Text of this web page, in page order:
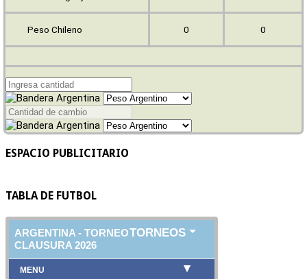
Peso Chileno 0 0
ESPACIO PUBLICITARIO
TABLA DE FUTBOL